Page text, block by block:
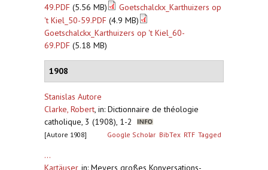
49.PDF (5.56 MB)
Goetschalckx_Karthuizers op
't Kiel_50-59.PDF (4.9 MB)
Goetschalckx_Karthuizers op 't Kiel_60-
69.PDF (5.18 MB)
1908
Stanislas Autore
Clarke, Robert, in: Dictionnaire de théologie
catholique, 3 (1908), 1-2
[Autore 1908] Google Scholar BibTex RTF Tagged
...
Kartäuser, in: Meyers großes Konversations-